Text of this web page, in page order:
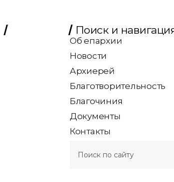
Поиск и
Об епархии
Новости
Архиерей
Благотворительность
Благочиния
Документы
Контакты